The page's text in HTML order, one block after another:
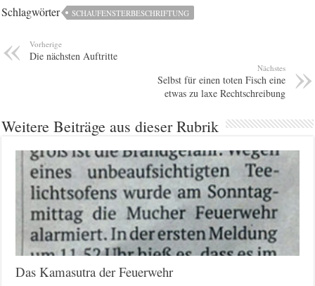
Schlagwörter SCHAUFENSTERBESCHRIFTUNG
Vorherige
Die nächsten Auftritte
Nächstes
Selbst für einen toten Fisch eine
etwas zu laxe Rechtschreibung
Weitere Beiträge aus dieser Rubrik
Das Kamasutra der Feuerwehr